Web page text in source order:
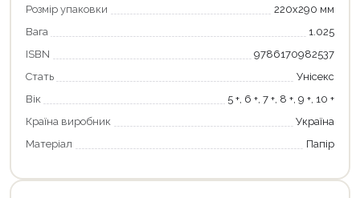
Розмір упаковки
220х290 мм
Вага
1.025
ISBN
9786170982537
Стать
Унісекс
Вік
5 +, 6 +, 7 +, 8 +, 9 +, 10 +
Країна виробник
Україна
Матеріал
Папір
Оформити замовлення